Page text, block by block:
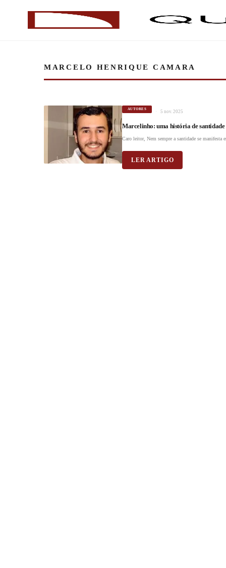
MARCELO HENRIQUE CAMARA
AUTORES 5 nov. 2025
Marcelinho: uma história de
Caro leitor, Nem sempre a santidade se manifesta
LER ARTIGO